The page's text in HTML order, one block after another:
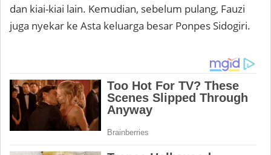
dan kiai-kiai lain. Kemudian, sebelum pulang, Fauzi
juga nyekar ke Asta keluarga besar Ponpes Sidogiri.